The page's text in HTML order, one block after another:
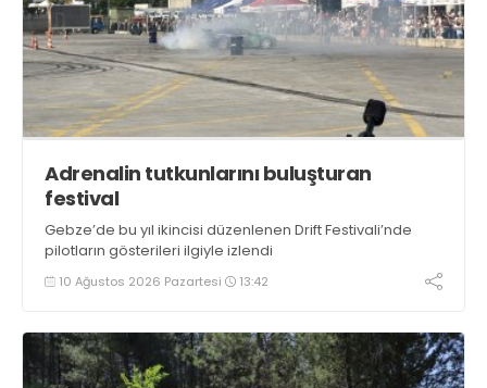
Adrenalin tutkunlarını buluşturan
festival
​​​​​​​Gebze’de bu yıl ikincisi düzenlenen Drift Festivali’nde
pilotların gösterileri ilgiyle izlendi
10 Ağustos 2026 Pazartesi 13:42